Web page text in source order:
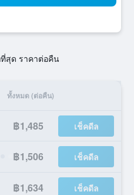
สุด ราคาต่อคืน
ทั้งหมด (ต่อคืน)
฿1,485 เช็คดีล
฿1,506 เช็คดีล
฿1,634 เช็คดีล